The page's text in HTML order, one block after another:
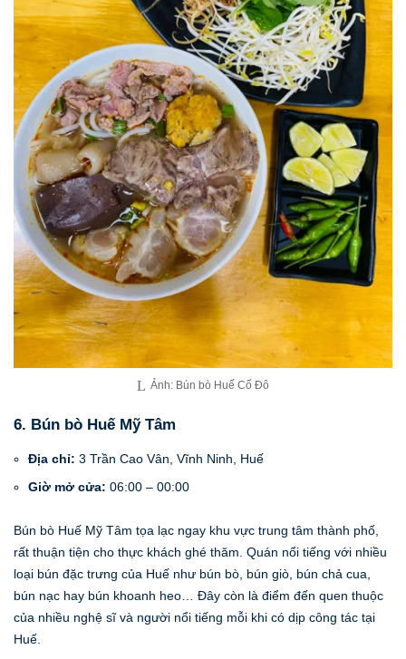
Ảnh: Bún bò Huế Cố Đô
6. Bún bò Huế Mỹ Tâm
Địa chỉ: 3 Trần Cao Vân, Vĩnh Ninh, Huế
Giờ mở cửa: 06:00 – 00:00
Bún bò Huế Mỹ Tâm tọa lạc ngay khu vực trung tâm thành phố,
rất thuận tiện cho thực khách ghé thăm. Quán nổi tiếng với nhiều
loại bún đặc trưng của Huế như bún bò, bún giò, bún chả cua,
bún nạc hay bún khoanh heo… Đây còn là điểm đến quen thuộc
của nhiều nghệ sĩ và người nổi tiếng mỗi khi có dịp công tác tại
Huế.